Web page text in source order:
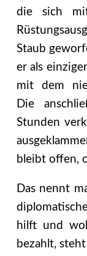
die sich
Staub
er als
mit dem
Die
Stunden
bleibt offen,
Das nennt
hilft und
bezahlt,